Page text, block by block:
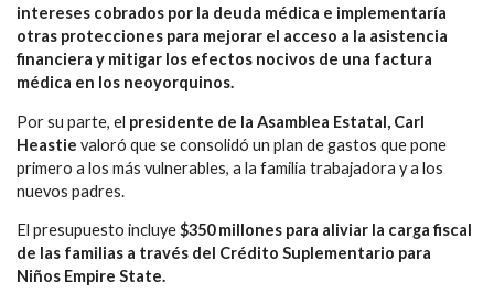
intereses cobrados por la deuda médica e implementaría
otras protecciones para mejorar el acceso a la asistencia
financiera y mitigar los efectos nocivos de una factura
médica en los neoyorquinos.
Por su parte, el presidente de la Asamblea Estatal, Carl
Heastie valoró que se consolidó un plan de gastos que pone
primero a los más vulnerables, a la familia trabajadora y a los
nuevos padres.
El presupuesto incluye$350 millones para aliviar la carga fiscal
de las familias a través del Crédito Suplementario para
Niños Empire State.